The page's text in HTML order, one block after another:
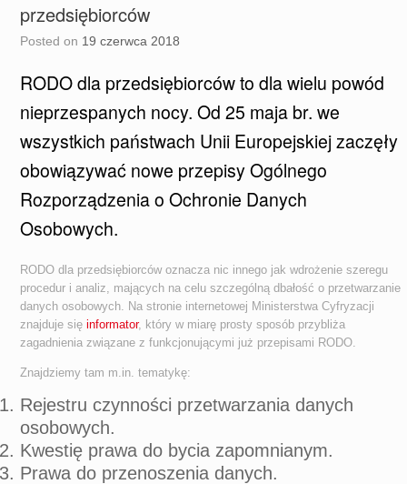
przedsiębiorców
Posted on 19 czerwca 2018
RODO dla przedsiębiorców to dla wielu powód
nieprzespanych nocy. Od 25 maja br. we
wszystkich państwach Unii Europejskiej zaczęły
obowiązywać nowe przepisy Ogólnego
Rozporządzenia o Ochronie Danych
Osobowych.
RODO dla przedsiębiorców oznacza nic innego jak wdrożenie szeregu
procedur i analiz, mających na celu szczególną dbałość o przetwarzanie
danych osobowych. Na stronie internetowej Ministerstwa Cyfryzacji
znajduje sięinformator, który w miarę prosty sposób przybliża
zagadnienia związane z funkcjonującymi już przepisami RODO.
Znajdziemy tam m.in. tematykę:
Rejestru czynności przetwarzania danych
osobowych.
Kwestię prawa do bycia zapomnianym.
Prawa do przenoszenia danych.